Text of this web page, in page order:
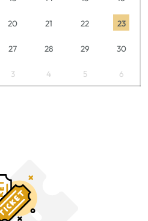
20 21 22 23
27 28 29 30
3 4 5 6